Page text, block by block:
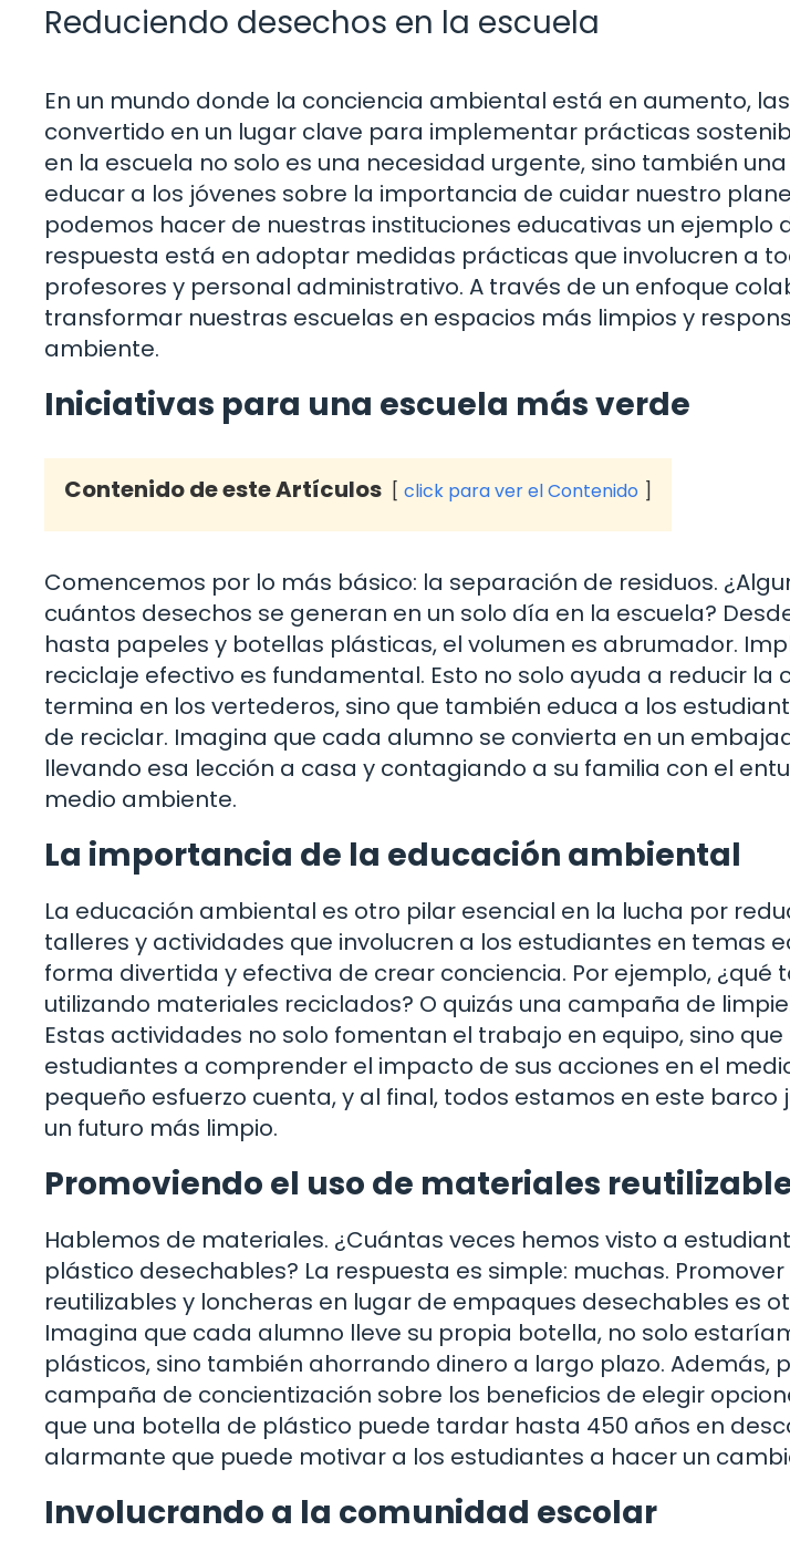
Reduciendo desechos en la escuela
En un mundo donde la conciencia ambiental está en aumento,
convertido en un lugar clave para implementar prácticas
en la escuela no solo es una necesidad urgente, sino también
educar a los jóvenes sobre la importancia de cuidar nuestro
podemos hacer de nuestras instituciones educativas un ejemplo
respuesta está en adoptar medidas prácticas que involucren a
profesores y personal administrativo. A través de un enfoque
transformar nuestras escuelas en espacios más limpios y
ambiente.
Iniciativas para una escuela más verde
Contenido de este Artículos click para ver el Contenido
Comencemos por lo más básico: la separación de residuos.
cuántos desechos se generan en un solo día en la escuela?
hasta papeles y botellas plásticas, el volumen es abrumador.
reciclaje efectivo es fundamental. Esto no solo ayuda a reducir
termina en los vertederos, sino que también educa a los
de reciclar. Imagina que cada alumno se convierta en un
llevando esa lección a casa y contagiando a su familia con el
medio ambiente.
La importancia de la educación ambiental
La educación ambiental es otro pilar esencial en la lucha por
talleres y actividades que involucren a los estudiantes en temas
forma divertida y efectiva de crear conciencia. Por ejemplo, ¿qué
utilizando materiales reciclados? O quizás una campaña de
Estas actividades no solo fomentan el trabajo en equipo, sino
estudiantes a comprender el impacto de sus acciones en el
pequeño esfuerzo cuenta, y al final, todos estamos en este
un futuro más limpio.
Promoviendo el uso de materiales
Hablemos de materiales. ¿Cuántas veces hemos visto a
plástico desechables? La respuesta es simple: muchas.
reutilizables y loncheras en lugar de empaques desechables es
Imagina que cada alumno lleve su propia botella, no solo
plásticos, sino también ahorrando dinero a largo plazo. Además,
campaña de concientización sobre los beneficios de elegir
que una botella de plástico puede tardar hasta 450 años en
alarmante que puede motivar a los estudiantes a hacer un
Involucrando a la comunidad escolar